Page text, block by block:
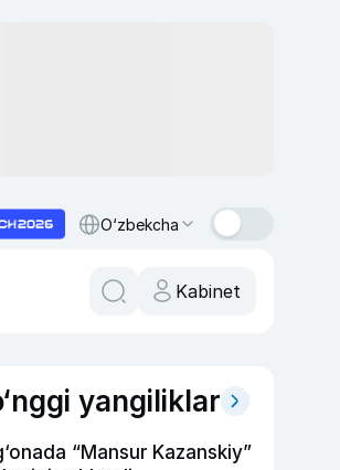
O‘zbekcha
Kabinet
yangiliklar
“Mansur Kazanskiy”